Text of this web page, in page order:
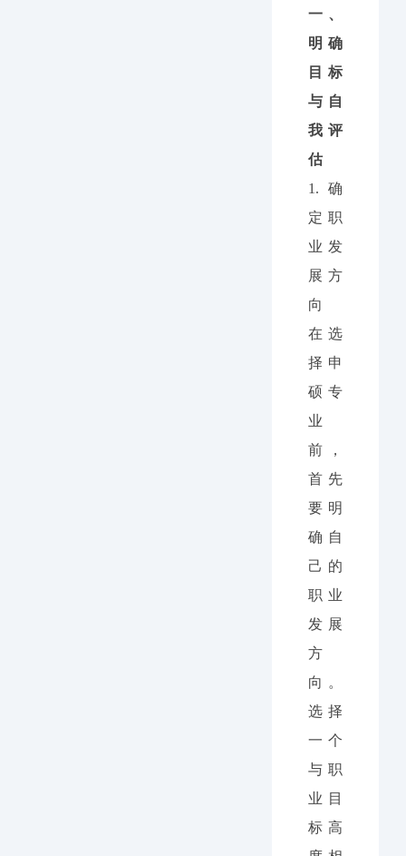
一、
明确
目标
与自
我评
估
1. 确
定职
业发
展方
向
在选
择申
硕专
业
前，
首先
要明
确自
己的
职业
发展
方
向。
选择
一个
与职
业目
标高